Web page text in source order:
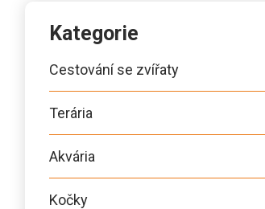
Kategorie
Cestování se zvířaty
Terária
Akvária
Kočky